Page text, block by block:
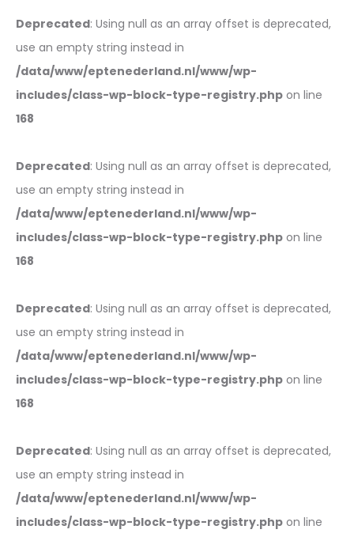
Deprecated: Using null as an array offset is deprecated,
use an empty string instead in
/data/www/eptenederland.nl/www/wp-
includes/class-wp-block-type-registry.php on line
168
Deprecated: Using null as an array offset is deprecated,
use an empty string instead in
/data/www/eptenederland.nl/www/wp-
includes/class-wp-block-type-registry.php on line
168
Deprecated: Using null as an array offset is deprecated,
use an empty string instead in
/data/www/eptenederland.nl/www/wp-
includes/class-wp-block-type-registry.php on line
168
Deprecated: Using null as an array offset is deprecated,
use an empty string instead in
/data/www/eptenederland.nl/www/wp-
includes/class-wp-block-type-registry.php on line